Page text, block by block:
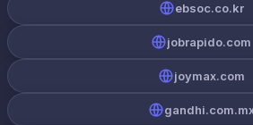
ebsoc.co.kr
jobrapido.com
joymax.com